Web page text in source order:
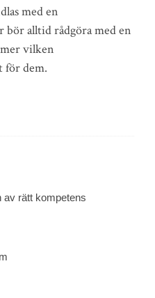
med en
alltid rådgöra med en
vilken
för dem.
av rätt kompetens